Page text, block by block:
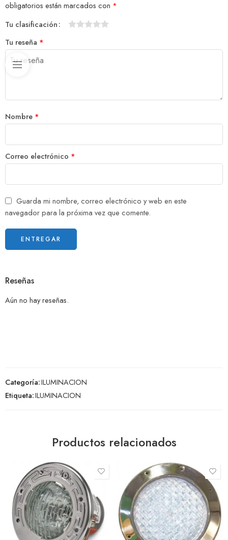
obligatorios están marcados con *
Tu clasificación
Tu reseña *
Nombre *
Correo electrónico *
Guarda mi nombre, correo electrónico y web en este
navegador para la próxima vez que comente.
Reseñas
Aún no hay reseñas.
Categoría:ILUMINACION
Etiqueta:ILUMINACION
Productos relacionados